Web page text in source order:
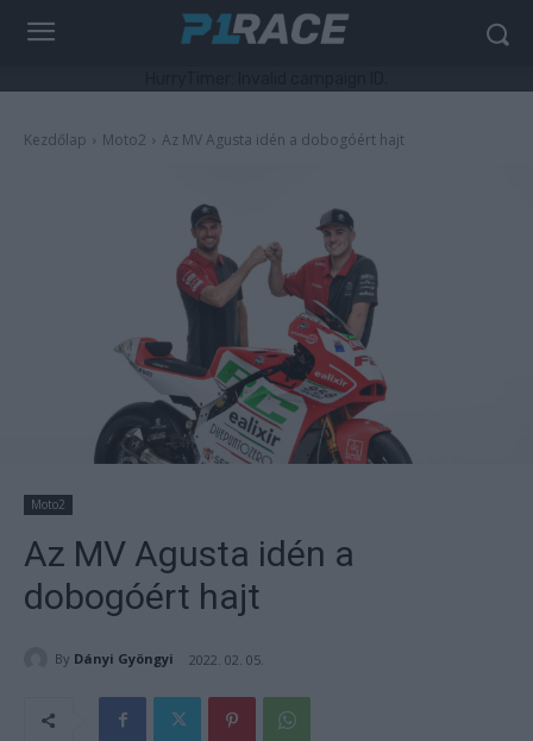
Kezdőlap Moto2 Az MV Agusta idén a dobogóért hajt
Moto2
Az MV Agusta idén a
dobogóért hajt
By Dányi Gyöngyi 2022. 02. 05.